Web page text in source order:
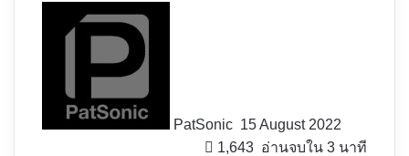
PatSonic 15 August 2022
1,643 อ่านจบใน 3 นาที